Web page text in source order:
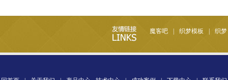
魔客吧 织梦模板 织梦